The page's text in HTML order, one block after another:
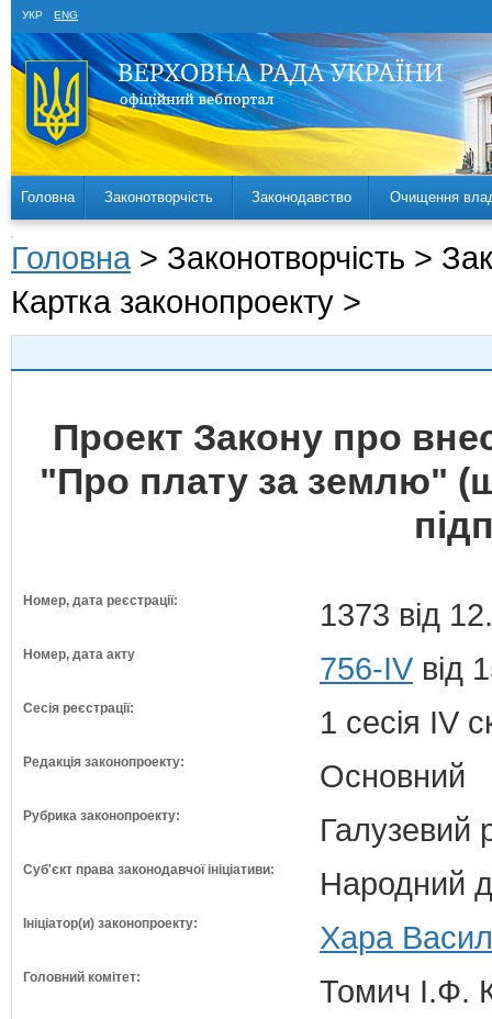
УКР ENG
Головна Законотворчість Законодавство Очищення
Головна > Законотворчість >
Картка законопроекту >
Проект Закону про
"Про плату за землю"
Номер, дата реєстрації: 1373 від
Номер, дата акту 756-IV від
Сесія реєстрації: 1 сесія IV
Редакція законопроекту: Основний
Рубрика законопроекту: Галузевий
Суб'єкт права законодавчої ініціативи: Народний
Ініціатор(и) законопроекту: Хара
Головний комітет:
Томич І.Ф.